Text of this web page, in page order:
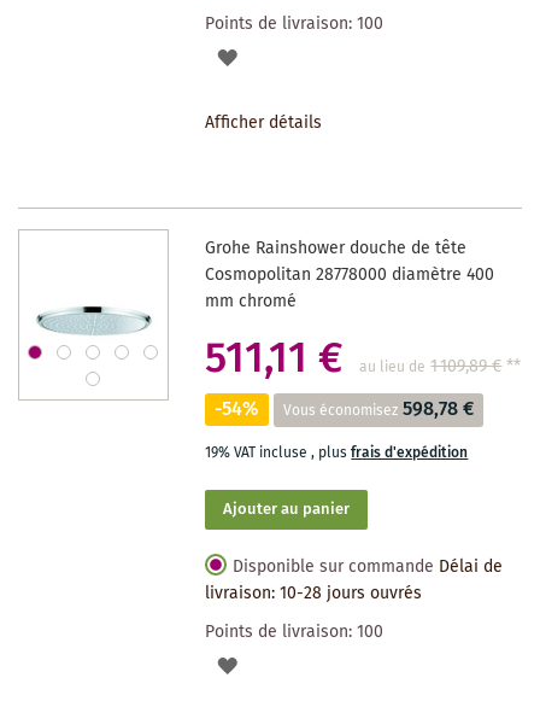
Points de livraison:100
AJOUTER
SOUHAITS
Afficher détails
Grohe Rainshower douche de tête
Cosmopolitan 28778000 diamètre 400
mm chromé
511,11 € au lieu de 1 109,89 €**
-54% Vous économisez 598,78 €
19% VAT incluse, plusfrais d'expédition
Ajouter au panier
Disponible sur commande Délai de
livraison: 10-28 jours ouvrés
Points de livraison:100
AJOUTER